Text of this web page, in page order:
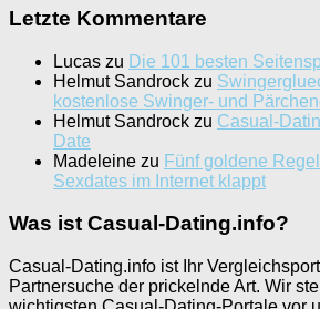
Letzte Kommentare
Lucas zu Die 101 besten
Helmut Sandrock zu
kostenlose Swinger- und
Helmut Sandrock zu Casual-
Date
Madeleine zu Fünf goldene
Sexdates im Internet klappt
Was ist Casual-Dating.info?
Casual-Dating.info ist Ihr
Partnersuche der prickelnde Art. Wir